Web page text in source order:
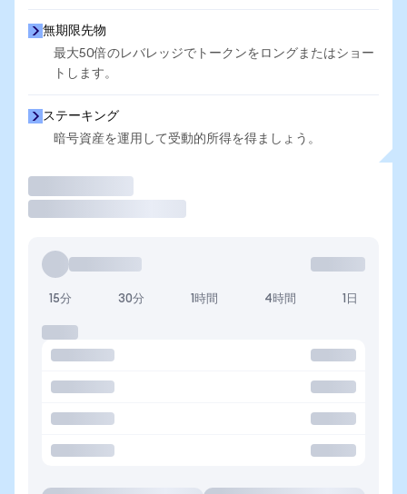
無期限先物
最大50倍のレバレッジでトークンをロングまたはショー
トします。
ステーキング
暗号資産を運用して受動的所得を得ましょう。
15分 30分 1時間 4時間 1日